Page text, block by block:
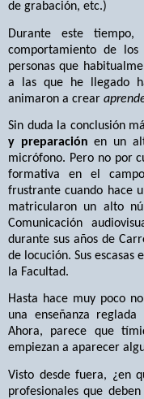
de grabación, etc.)
Durante este
comportamiento de
personas que
a las que he llegado
animaron a crear
Sin duda la conclusión
y preparación en un
micrófono. Pero no por
formativa en el
frustrante cuando hace
matricularon un alto
Comunicación
durante sus años de
de locución. Sus escasas
la Facultad.
Hasta hace muy poco
una enseñanza
Ahora, parece que
empiezan a aparecer
Visto desde fuera, ¿en
profesionales que